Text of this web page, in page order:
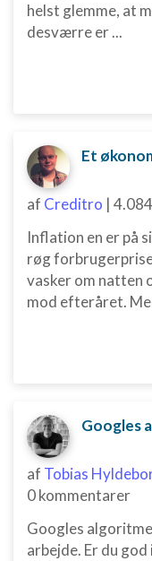
helst glemme, at
desværre er ...
Et
af Creditro |
Inflation en er på
røg
vasker om natten
mod efteråret.
af Tobias
0 kommentarer
Googles
arbejde. Er du